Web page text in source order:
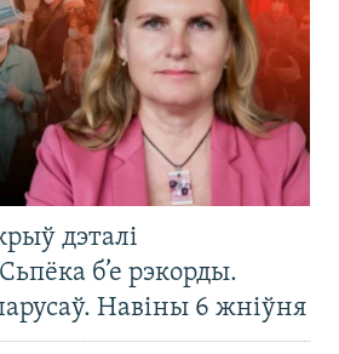
дэталі
б’е рэкорды.
Навіны 6 жніўня